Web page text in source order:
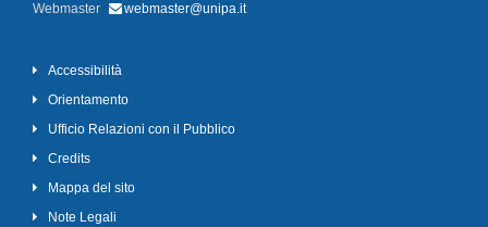
Webmaster
webmaster@unipa.it
Accessibilità
Orientamento
Ufficio Relazioni con il Pubblico
Credits
Mappa del sito
Note Legali